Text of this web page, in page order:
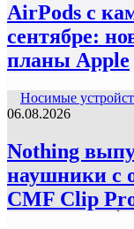
AirPods с
сентябре:
планы Apple
Носимые
06.08.2026
Nothing
наушники с
CMF Clip